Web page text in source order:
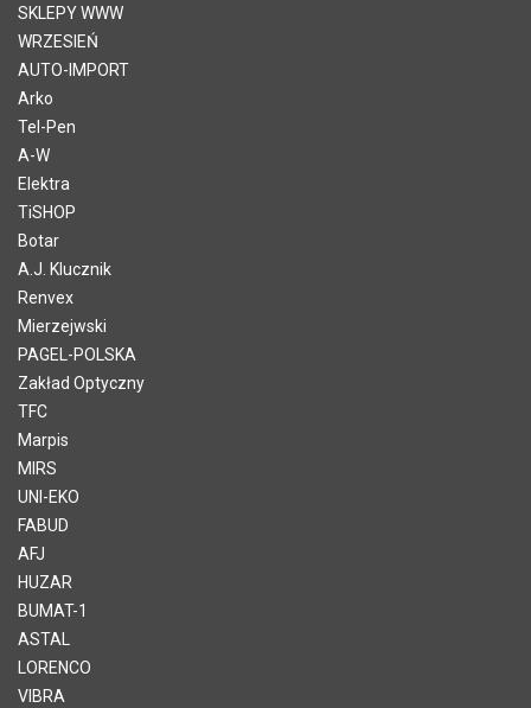
SKLEPY WWW
WRZESIEŃ
AUTO-IMPORT
Arko
Tel-Pen
A-W
Elektra
TiSHOP
Botar
A.J. Klucznik
Renvex
Mierzejwski
PAGEL-POLSKA
Zakład Optyczny
TFC
Marpis
MIRS
UNI-EKO
FABUD
AFJ
HUZAR
BUMAT-1
ASTAL
LORENCO
VIBRA